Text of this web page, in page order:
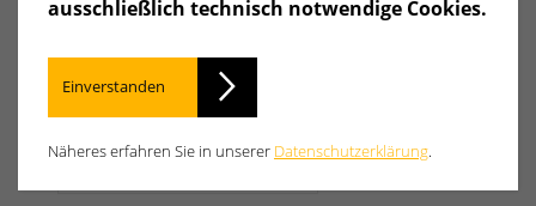
ausschließlich technisch notwendige Cookies.
Einverstanden
Näheres erfahren Sie in unserer Datenschutzerklärung.